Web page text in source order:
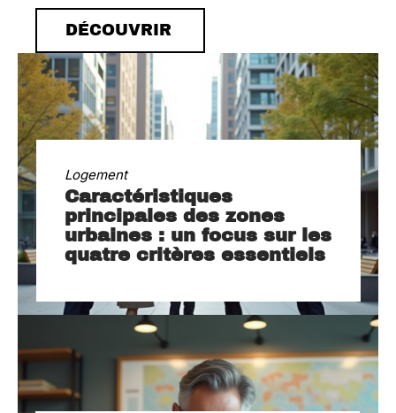
DÉCOUVRIR
Logement
Caractéristiques
principales des zones
urbaines : un focus sur les
quatre critères essentiels